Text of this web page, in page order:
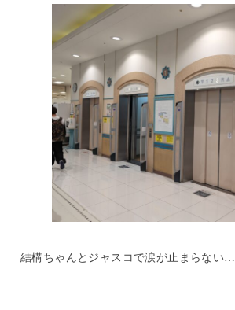
結構ちゃんとジャスコで涙が止まらない…